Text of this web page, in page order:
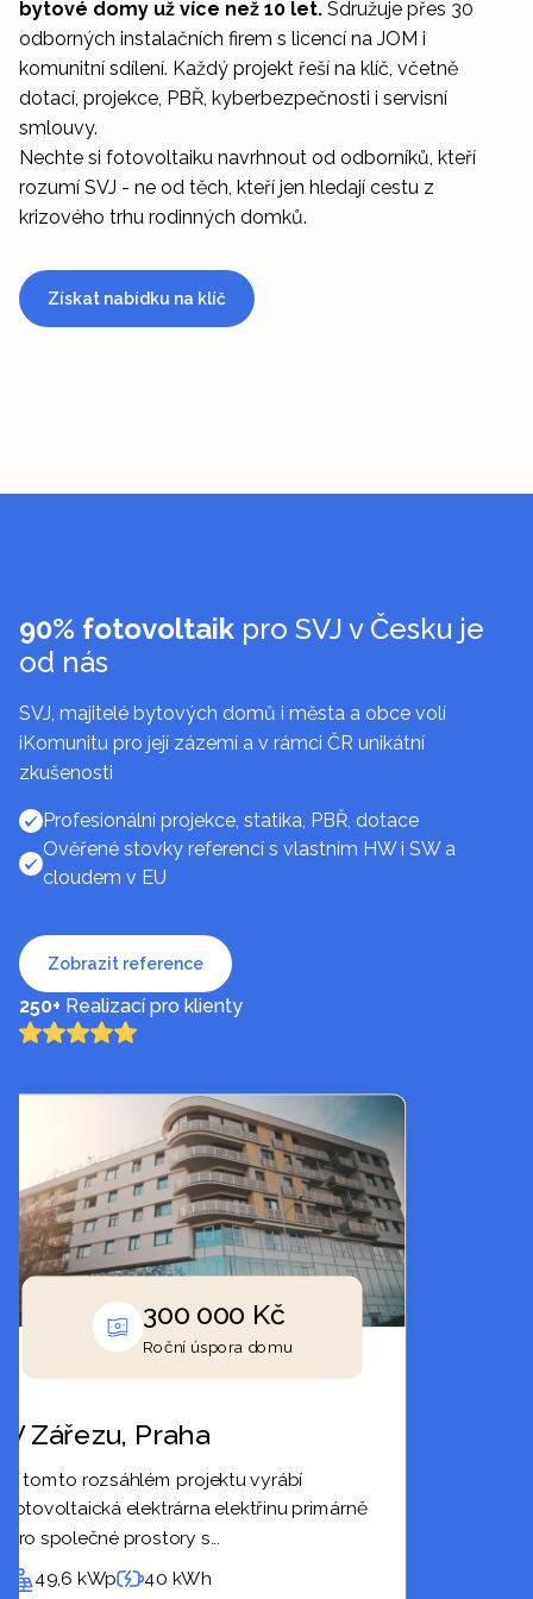
bytové domy už více než 10 let. Sdružuje přes 30
odborných instalačních firem s licencí na JOM i
komunitní sdílení. Každý projekt řeší na klíč, včetně
dotací, projekce, PBŘ, kyberbezpečnosti i servisní
smlouvy.
Nechte si fotovoltaiku navrhnout od odborníků, kteří
rozumí SVJ - ne od těch, kteří jen hledají cestu z
krizového trhu rodinných domků.
Získat nabídku na klíč
90% fotovoltaik pro SVJ v Česku je
od nás
SVJ, majitelé bytových domů i města a obce volí
iKomunitu pro její zázemí a v rámci ČR unikátní
zkušenosti
Profesionální projekce, statika, PBŘ, dotace
Ověřené stovky referencí s vlastním HW i SW a
cloudem v EU
Zobrazit reference
250+ Realizací pro klienty
300 000 Kč
Roční úspora domu
V Zářezu, Praha
V tomto rozsáhlém projektu vyrábí
fotovoltaická elektrárna elektřinu primárně
pro společné prostory s...
49,6 kWp 40 kWh